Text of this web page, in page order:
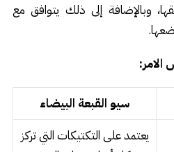
وبالإضافة إلى ذلك يتوافق مع
سيو القبعة البيضاء
يعتمد على التكتيكات التي تركز